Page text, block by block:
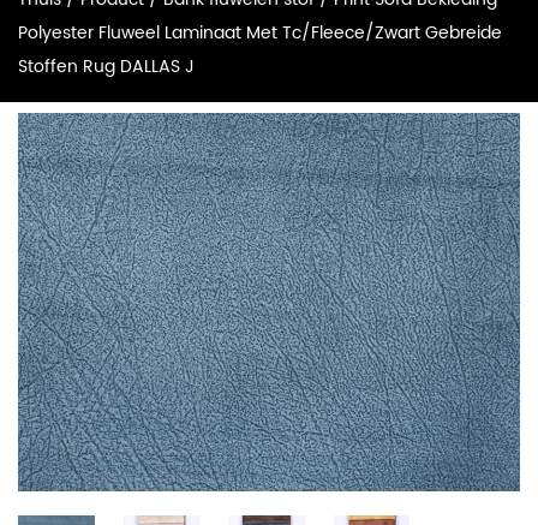
Polyester Fluweel Laminaat Met Tc/Fleece/Zwart Gebreide
Stoffen Rug DALLAS J